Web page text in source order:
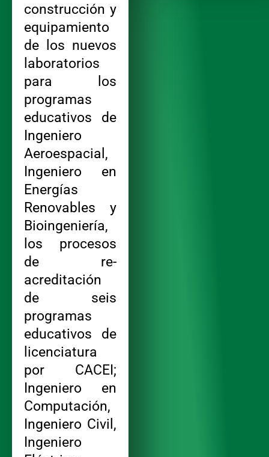
construcción y
equipamiento
de los nuevos
laboratorios
para los
programas
educativos de
Ingeniero
Aeroespacial,
Ingeniero en
Energías
Renovables y
Bioingeniería,
los procesos
de re-
acreditación
de seis
programas
educativos de
licenciatura
por CACEI;
Ingeniero en
Computación,
Ingeniero Civil,
Ingeniero